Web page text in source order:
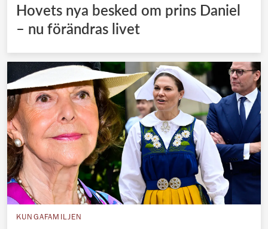
Hovets nya besked om prins Daniel
– nu förändras livet
KUNGAFAMILJEN